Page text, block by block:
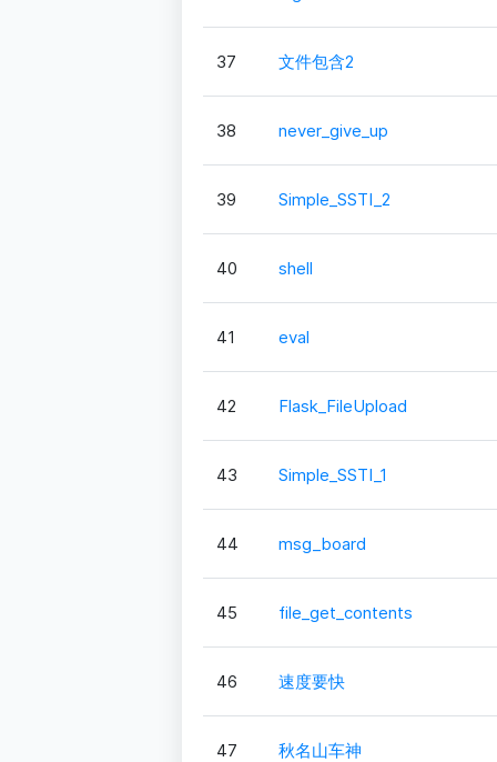
37 文件包含2
38 never_give_up
39 Simple_SSTI_2
40 shell
41 eval
42 Flask_FileUpload
43 Simple_SSTI_1
44 msg_board
45 file_get_contents
46 速度要快
47 秋名山车神